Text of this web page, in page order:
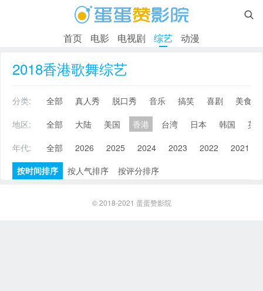

首页 电影 电视剧 综艺 动漫
2018香港歌舞综艺
分类: 全部 真人秀 脱口秀 音乐 搞笑 喜剧
美食
地区:
全部 大陆 美国 香港 台湾 日本 韩国
英
年代:
全部 2026 2025 2024 2023 2022 2021
按时间排序
按人气排序 按评分排序
© 2018-2021 蛋蛋赞影院